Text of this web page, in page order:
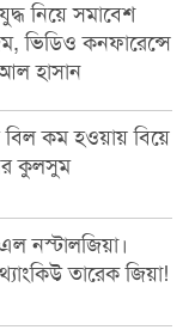
নিয়ে সমাবেশ
ভিডিও কনফারেন্সে
হাসান
বিল কম হওয়ায় বিয়ে
কুলসুম
নস্টালজিয়া।
তারেক জিয়া!